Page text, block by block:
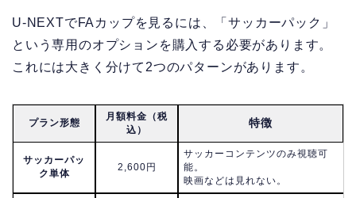
U-NEXTでFAカップを見るには、「サッカーパック」
という専用のオプションを購入する必要があります。
これには大きく分けて2つのパターンがあります。
プラン形態
月額料金（税
込）
特徴
サッカーパッ
ク単体
2,600円
サッカーコンテンツのみ視聴可
能。
映画などは見れない。